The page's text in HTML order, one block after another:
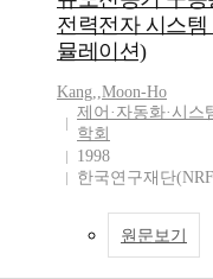
전력전자 시스템
뮬레이션)
Kang,,Moon-Ho
제어·자동화·시스
학회
1998
한국연구재단
원문보기